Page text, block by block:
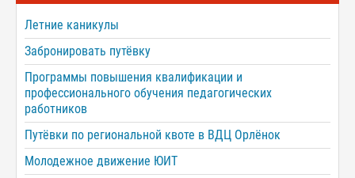
Летние каникулы
Забронировать путёвку
Программы повышения квалификации и
профессионального обучения педагогических
работников
Путёвки по региональной квоте в ВДЦ Орлёнок
Молодежное движение ЮИТ